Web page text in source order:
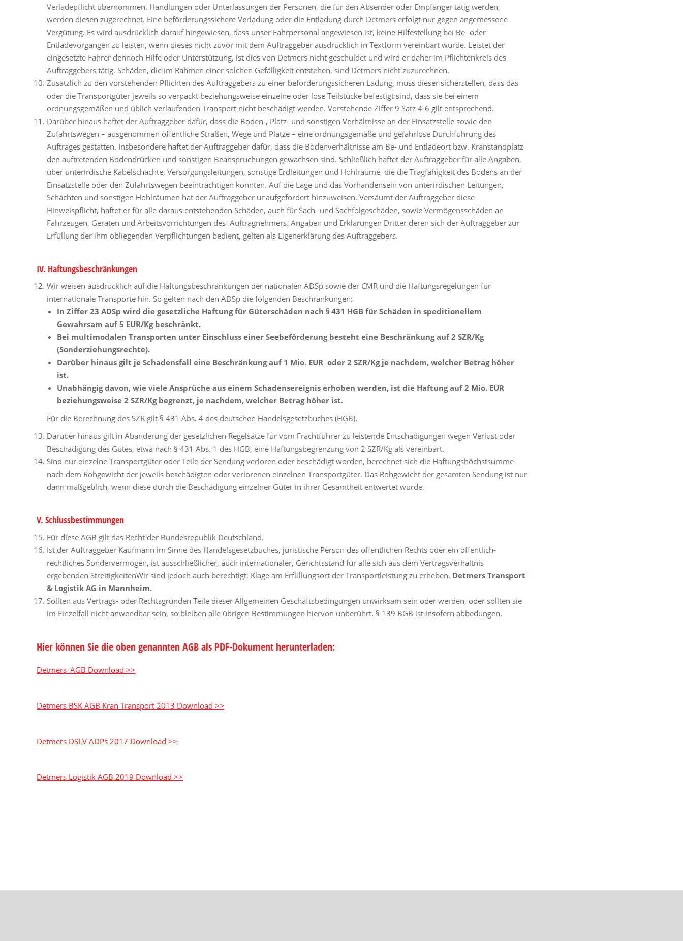
Verladepflicht übernommen. Handlungen oder Unterlassungen der Personen, die für den Absender oder Empfänger tätig werden,
werden diesen zugerechnet. Eine beförderungssichere Verladung oder die Entladung durch Detmers erfolgt nur gegen angemessene
Vergütung. Es wird ausdrücklich darauf hingewiesen, dass unser Fahrpersonal angewiesen ist, keine Hilfestellung bei Be- oder
Entladevorgängen zu leisten, wenn dieses nicht zuvor mit dem Auftraggeber ausdrücklich in Textform vereinbart wurde. Leistet der
eingesetzte Fahrer dennoch Hilfe oder Unterstützung, ist dies von Detmers nicht geschuldet und wird er daher im Pflichtenkreis des
Auftraggebers tätig. Schäden, die im Rahmen einer solchen Gefälligkeit entstehen, sind Detmers nicht zuzurechnen.
Zusätzlich zu den vorstehenden Pflichten des Auftraggebers zu einer beförderungssicheren Ladung, muss dieser sicherstellen, dass das
oder die Transportgüter jeweils so verpackt beziehungsweise einzelne oder lose Teilstücke befestigt sind, dass sie bei einem
ordnungsgemäßen und üblich verlaufenden Transport nicht beschädigt werden. Vorstehende Ziffer 9 Satz 4-6 gilt entsprechend.
Darüber hinaus haftet der Auftraggeber dafür, dass die Boden-, Platz- und sonstigen Verhältnisse an der Einsatzstelle sowie den
Zufahrtswegen – ausgenommen öffentliche Straßen, Wege und Plätze – eine ordnungsgemäße und gefahrlose Durchführung des
Auftrages gestatten. Insbesondere haftet der Auftraggeber dafür, dass die Bodenverhältnisse am Be- und Entladeort bzw. Kranstandplatz
den auftretenden Bodendrücken und sonstigen Beanspruchungen gewachsen sind. Schließlich haftet der Auftraggeber für alle Angaben,
über unterirdische Kabelschächte, Versorgungsleitungen, sonstige Erdleitungen und Hohlräume, die die Tragfähigkeit des Bodens an der
Einsatzstelle oder den Zufahrtswegen beeinträchtigen könnten. Auf die Lage und das Vorhandensein von unterirdischen Leitungen,
Schächten und sonstigen Hohlräumen hat der Auftraggeber unaufgefordert hinzuweisen. Versäumt der Auftraggeber diese
Hinweispflicht, haftet er für alle daraus entstehenden Schäden, auch für Sach- und Sachfolgeschäden, sowie Vermögensschäden an
Fahrzeugen, Geräten und Arbeitsvorrichtungen des Auftragnehmers. Angaben und Erklärungen Dritter deren sich der Auftraggeber zur
Erfüllung der ihm obliegenden Verpflichtungen bedient, gelten als Eigenerklärung des Auftraggebers.
IV. Haftungsbeschränkungen
Wir weisen ausdrücklich auf die Haftungsbeschränkungen der nationalen ADSp sowie der CMR und die Haftungsregelungen für
internationale Transporte hin. So gelten nach den ADSp die folgenden Beschränkungen:
In Ziffer 23 ADSp wird die gesetzliche Haftung für Güterschäden nach § 431 HGB für Schäden in speditionellem
Gewahrsam auf 5 EUR/Kg beschränkt.
Bei multimodalen Transporten unter Einschluss einer Seebeförderung besteht eine Beschränkung auf 2 SZR/Kg
(Sonderziehungsrechte).
Darüber hinaus gilt je Schadensfall eine Beschränkung auf 1 Mio. EUR oder 2 SZR/Kg je nachdem, welcher Betrag höher
ist.
Unabhängig davon, wie viele Ansprüche aus einem Schadensereignis erhoben werden, ist die Haftung auf 2 Mio. EUR
beziehungsweise 2 SZR/Kg begrenzt, je nachdem, welcher Betrag höher ist.
Für die Berechnung des SZR gilt § 431 Abs. 4 des deutschen Handelsgesetzbuches (HGB).
Darüber hinaus gilt in Abänderung der gesetzlichen Regelsätze für vom Frachtführer zu leistende Entschädigungen wegen Verlust oder
Beschädigung des Gutes, etwa nach § 431 Abs. 1 des HGB, eine Haftungsbegrenzung von 2 SZR/Kg als vereinbart.
Sind nur einzelne Transportgüter oder Teile der Sendung verloren oder beschädigt worden, berechnet sich die Haftungshöchstsumme
nach dem Rohgewicht der jeweils beschädigten oder verlorenen einzelnen Transportgüter. Das Rohgewicht der gesamten Sendung ist nur
dann maßgeblich, wenn diese durch die Beschädigung einzelner Güter in ihrer Gesamtheit entwertet wurde.
V. Schlussbestimmungen
Für diese AGB gilt das Recht der Bundesrepublik Deutschland.
Ist der Auftraggeber Kaufmann im Sinne des Handelsgesetzbuches, juristische Person des öffentlichen Rechts oder ein öffentlich-
rechtliches Sondervermögen, ist ausschließlicher, auch internationaler, Gerichtsstand für alle sich aus dem Vertragsverhältnis
ergebenden StreitigkeitenWir sind jedoch auch berechtigt, Klage am Erfüllungsort der Transportleistung zu erheben. Detmers Transport
& Logistik AG in Mannheim.
Sollten aus Vertrags- oder Rechtsgründen Teile dieser Allgemeinen Geschäftsbedingungen unwirksam sein oder werden, oder sollten sie
im Einzelfall nicht anwendbar sein, so bleiben alle übrigen Bestimmungen hiervon unberührt. § 139 BGB ist insofern abbedungen.
Hier können Sie die oben genannten AGB als PDF-Dokument herunterladen:
Detmers_AGB Download >>
Detmers BSK AGB Kran Transport 2013 Download >>
Detmers DSLV ADPs 2017 Download >>
Detmers Logistik AGB 2019 Download >>